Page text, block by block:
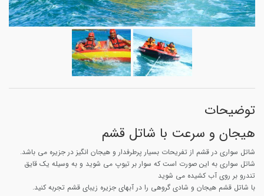
توضیحات
هیجان و سرعت با شاتل قشم
شاتل سواری در قشم از تفریحات بسیار پرطرفدار و هیجان انگیز در جزیره می باشد.
شاتل سواری به این صورت است که سوار بر تیوپ می شوید و به وسیله یک قایق
تندرو بر روی آب کشیده می شوید
با شاتل قشم هیجان و شادی گروهی را در آبهای جزیره زیبای قشم تجربه کنید.